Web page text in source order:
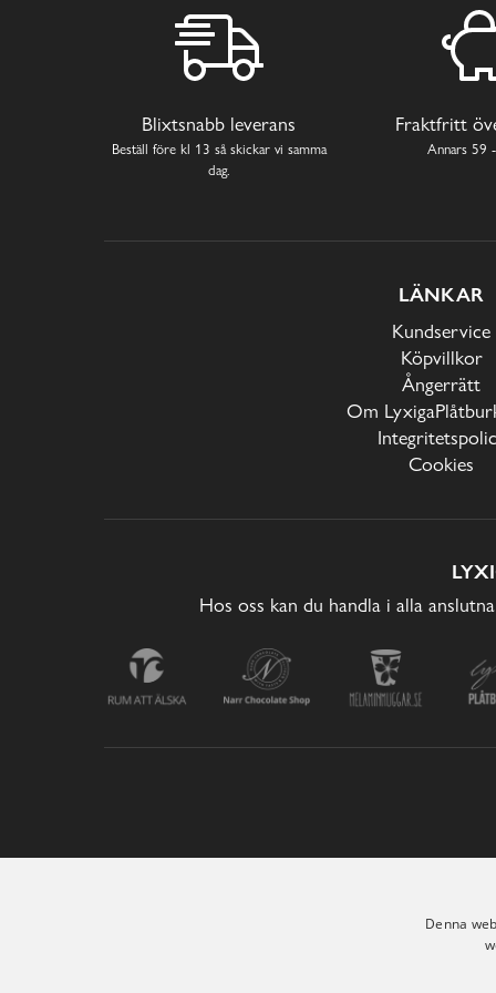
Blixtsnabb leverans
Beställ före kl 13 så skickar vi samma
dag.
Fraktfritt
Annars 59
LÄNKAR
Kundservice
Köpvillkor
Ångerrätt
Om
Cookies
Hos oss kan du handla i alla
Denna